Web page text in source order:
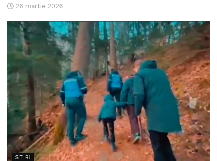
26 martie 2026
STIRI